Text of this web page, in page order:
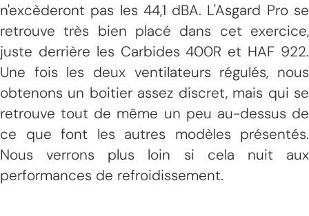
n'excèderont pas les 44,1 dBA. L'Asgard Pro se
retrouve très bien placé dans cet exercice,
juste derrière les Carbides 400R et HAF 922.
Une fois les deux ventilateurs régulés, nous
obtenons un boitier assez discret, mais qui se
retrouve tout de même un peu au-dessus de
ce que font les autres modèles présentés.
Nous verrons plus loin si cela nuit aux
performances de refroidissement.